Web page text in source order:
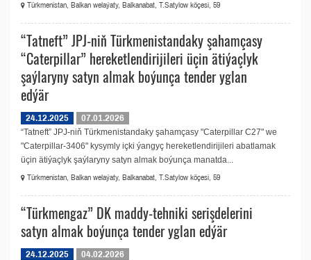
Türkmenistan, Balkan welaýaty, Balkanabat, T.Satylow köçesi, 59
“Tatneft” JPJ-niň Türkmenistandaky şahamçasy
“Caterpillar” hereketlendirijileri üçin ätiýaçlyk
şaýlaryny satyn almak boýunça tender yglan
edýär
24.12.2025
07.01.2026
“Tatneft” JPJ-niň Türkmenistandaky şahamçasy "Caterpillar C27" we
"Caterpillar-3406" kysymly içki ýangyç hereketlendirijileri abatlamak
üçin ätiýaçlyk şaýlaryny satyn almak boýunça manatda...
Türkmenistan, Balkan welaýaty, Balkanabat, T.Satylow köçesi, 59
“Türkmengaz” DK maddy-tehniki serişdelerini
satyn almak boýunça tender yglan edýär
24.12.2025
04.02.2026